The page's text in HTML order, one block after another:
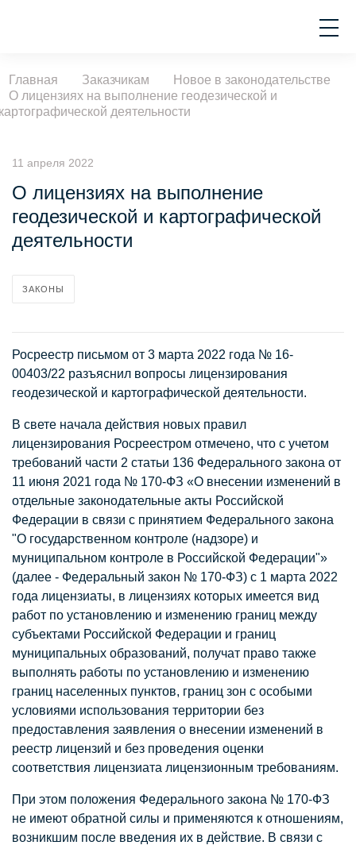
Главная Заказчикам
Новое в законодательстве
О лицензиях на выполнение геодезической и
деятельности
11 апреля 2022
О лицензиях на выполнение
геодезической и картографической
деятельности
ЗАКОНЫ
Росреестр письмом от 3 марта 2022 года № 16-
00403/22 разъяснил вопросы лицензирования
геодезической и картографической деятельности.
В свете начала действия новых правил
лицензирования Росреестром отмечено, что с учетом
требований части 2 статьи 136 Федерального закона от
11 июня 2021 года № 170-ФЗ «О внесении изменений в
отдельные законодательные акты Российской
Федерации в связи с принятием Федерального закона
"О государственном контроле (надзоре) и
муниципальном контроле в Российской Федерации"»
(далее - Федеральный закон № 170-ФЗ) с 1 марта 2022
года лицензиаты, в лицензиях которых имеется вид
работ по установлению и изменению границ между
субъектами Российской Федерации и границ
муниципальных образований, получат право также
выполнять работы по установлению и изменению
границ населенных пунктов, границ зон с особыми
условиями использования территории без
предоставления заявления о внесении изменений в
реестр лицензий и без проведения оценки
соответствия лицензиата лицензионным требованиям.
При этом положения Федерального закона № 170-ФЗ
не имеют обратной силы и применяются к отношениям,
возникшим после введения их в действие. В связи с